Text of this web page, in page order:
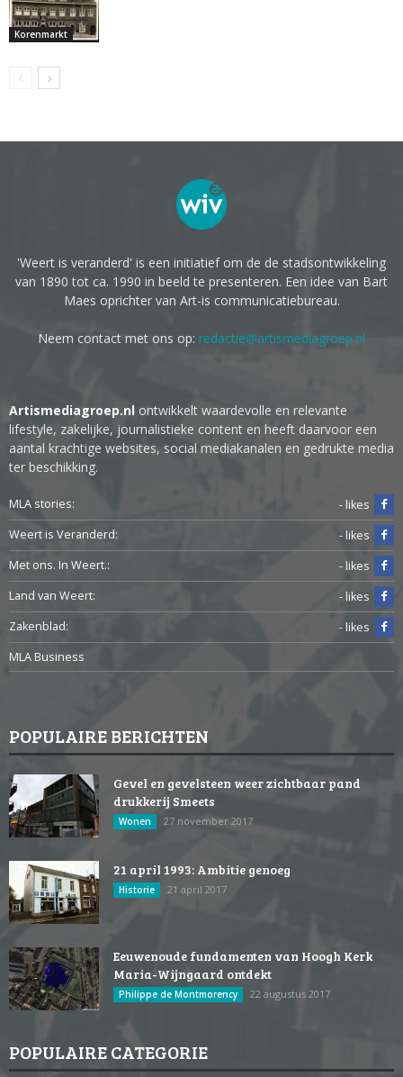
Korenmarkt
'Weert is veranderd' is een initiatief om de de stadsontwikkeling
van 1890 tot ca. 1990 in beeld te presenteren. Een idee van Bart
Maes oprichter van Art-is communicatiebureau.
Neem contact met ons op: redactie@artismediagroep.nl
Artismediagroep.nl ontwikkelt waardevolle en relevante
lifestyle, zakelijke, journalistieke content en heeft daarvoor een
aantal krachtige websites, social mediakanalen en gedrukte media
ter beschikking.
MLA stories:
- likes
Weert is Veranderd:
- likes
Met ons. In Weert.:
- likes
Land van Weert:
- likes
Zakenblad:
- likes
MLA Business
POPULAIRE BERICHTEN
Gevel en gevelsteen weer zichtbaar pand
drukkerij Smeets
Wonen 27 november 2017
21 april 1993: Ambitie genoeg
Historie 21 april 2017
Eeuwenoude fundamenten van Hoogh Kerk
Maria-Wijngaard ontdekt
Philippe de Montmorency 22 augustus 2017
POPULAIRE CATEGORIE